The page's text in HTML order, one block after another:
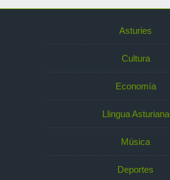
Asturies
Cultura
Economía
Llingua Asturiana
Música
Deportes